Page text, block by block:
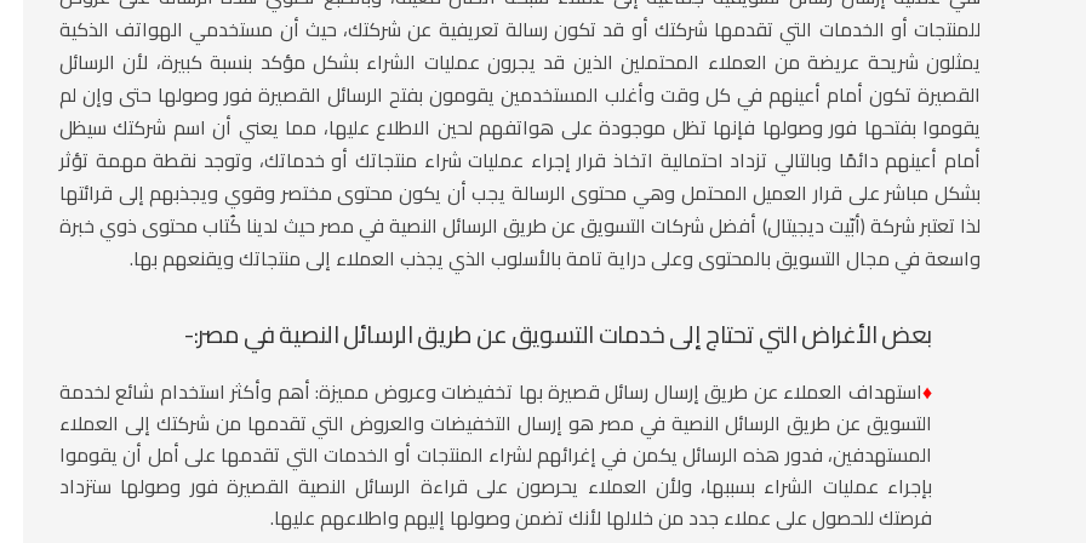
للمنتجات أو الخدمات التي تقدمها شركتك أو قد تكون رسالة تعريفية عن شركتك، حيث أن مستخدمي الهواتف الذكية
يمثلون شريحة عريضة من العملاء المحتملين الذين قد يجرون عمليات الشراء بشكل مؤكد بنسبة كبيرة، لأن الرسائل
القصيرة تكون أمام أعينهم في كل وقت وأغلب المستخدمين يقومون بفتح الرسائل القصيرة فور وصولها حتى وإن لم
يقوموا بفتحها فور وصولها فإنها تظل موجودة على هواتفهم لحين الاطلاع عليها، مما يعني أن اسم شركتك سيظل
أمام أعينهم دائمًا وبالتالي تزداد احتمالية اتخاذ قرار إجراء عمليات شراء منتجاتك أو خدماتك، وتوجد نقطة مهمة تؤثر
بشكل مباشر على قرار العميل المحتمل وهي محتوى الرسالة يجب أن يكون محتوى مختصر وقوي ويجذبهم إلى قرائتها
لذا تعتبر شركة (أبّيت ديجيتال) أفضل شركات التسويق عن طريق الرسائل النصية في مصر حيث لدينا كُتاب محتوى ذوي خبرة
واسعة في مجال التسويق بالمحتوى وعلى دراية تامة بالأسلوب الذي يجذب العملاء إلى منتجاتك ويقنعهم بها.
بعض الأغراض التي تحتاج إلى خدماتالتسويق عن طريق الرسائل النصية في مصر:-
♦استهداف العملاء عن طريق إرسال رسائل قصيرة بها تخفيضات وعروض مميزة:أهم وأكثر استخدام شائع لخدمة
التسويق عن طريق الرسائل النصية في مصر هو إرسال التخفيضات والعروض التي تقدمها من شركتك إلى العملاء
المستهدفين، فدور هذه الرسائل يكمن في إغرائهم لشراء المنتجات أو الخدمات التي تقدمها على أمل أن يقوموا
بإجراء عمليات الشراء بسببها، ولأن العملاء يحرصون على قراءة الرسائل النصية القصيرة فور وصولها ستزداد
فرصتك للحصول على عملاء جدد من خلالها لأنك تضمن وصولها إليهم واطلاعهم عليها.